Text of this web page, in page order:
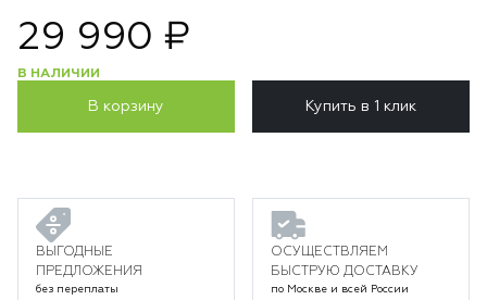
29 990 ₽
В НАЛИЧИИ
В корзину Купить в 1 клик
ВЫГОДНЫЕ
ПРЕДЛОЖЕНИЯ
без переплаты
ОСУЩЕСТВЛЯЕМ
БЫСТРУЮ ДОСТАВКУ
по Москве и всей России